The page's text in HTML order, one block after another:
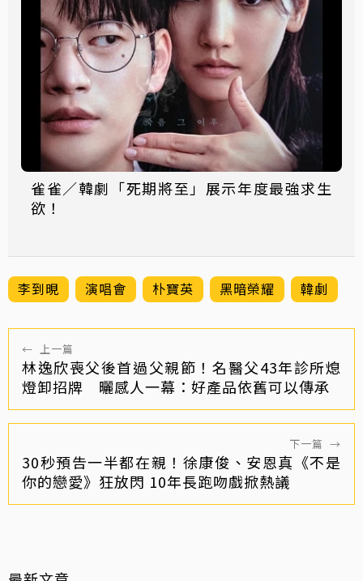
雀雀／韓劇「死期將至」展示年度最強求生
欲！
李到晛 演唱會 朴寶英 黑暗榮耀 韓劇
← 上一篇
林逸欣喪父後首過父親節！名醫父43年診所熄
燈卸招牌 曬感人一幕：好產品依舊可以傳承
下一篇 →
30秒預告一半都在親！徐康俊、安恩真《不是
你的戀愛》狂放閃 10年長跑吻戲掀熱議